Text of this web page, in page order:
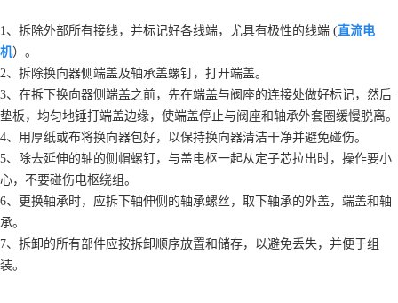
1、拆除外部所有接线，并标记好各线端，尤具有极性的线端 (直流电
机）。
2、拆除换向器侧端盖及轴承盖螺钉，打开端盖。
3、在拆下换向器侧端盖之前，先在端盖与阀座的连接处做好标记，然后
垫板，均匀地锤打端盖边缘，使端盖停止与阀座和轴承外套圈缓慢脱离。
4、用厚纸或布将换向器包好，以保持换向器清洁干净并避免碰伤。
5、除去延伸的轴的侧帽螺钉，与盖电枢一起从定子芯拉出时，操作要小
心，不要碰伤电枢绕组。
6、更换轴承时，应拆下轴伸侧的轴承螺丝，取下轴承的外盖，端盖和轴
承。
7、拆卸的所有部件应按拆卸顺序放置和储存，以避免丢失，并便于组
装。